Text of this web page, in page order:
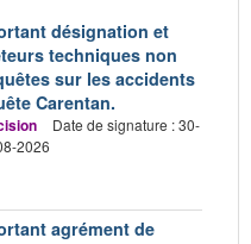
désignation et
techniques non
sur les accidents
Carentan.
Date de signature : 30-
2026
agrément de